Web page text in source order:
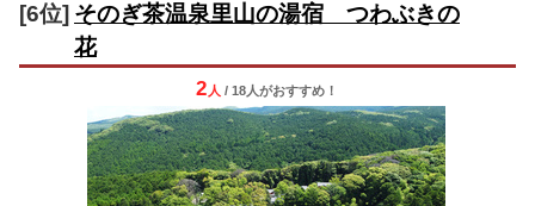
[6位] そのぎ茶温泉里山の湯宿 つわぶきの
花
2 人 / 18人がおすすめ！